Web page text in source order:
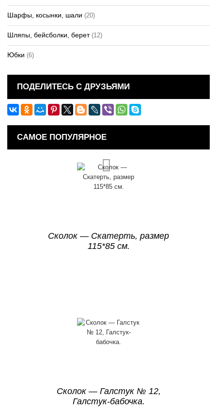
Шарфы, косынки, шали (20)
Шляпы, бейсболки, берет(12)
Юбки (6)
ПОДЕЛИТЕСЬ С ДРУЗЬЯМИ
САМОЕ ПОПУЛЯРНОЕ
Сколок — Скатерть, размер
115*85 см.
Сколок — Галстук № 12,
Галстук-бабочка.